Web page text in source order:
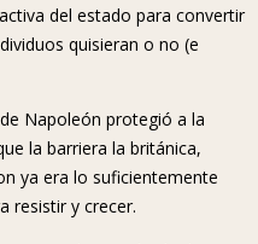
del estado para convertir
quisieran o no (e
Napoleón protegió a la
la barriera la británica,
ya era lo suficientemente
resistir y crecer.